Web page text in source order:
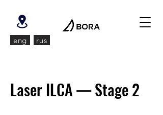
eng rus
Laser ILCA — Stage 2